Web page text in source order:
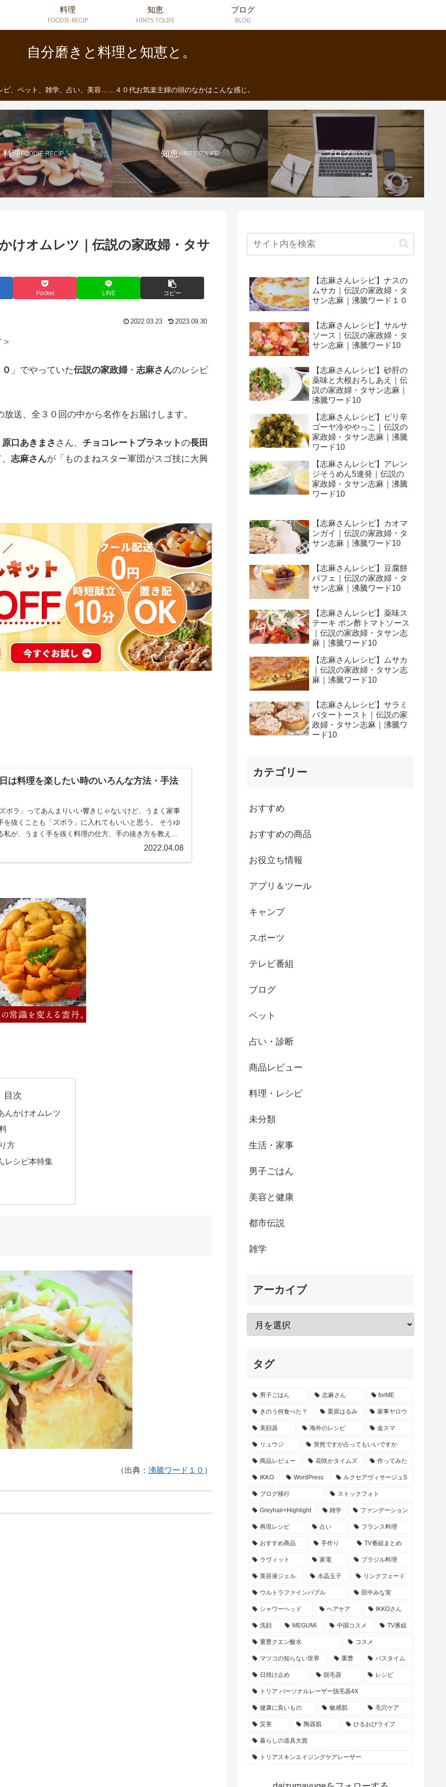
自分磨きと料理と知恵と。
ピ、ペット、雑学、占い、美容……４０代お気楽主婦の頭のなかはこんな感じ。
料理
FOODIE-RECIP
知恵
HINTS TOLIFE
ブログ
BLOG
料理FOODIE-RECIP 知恵HINTS TOLIFE ブログBLOG
けオムレツ｜伝説の家政婦・タサ
Pocket LINE コピー
2022.03.23 2023.09.30
」でやっていた伝説の家政婦 ・ 志麻さんのレシピ
放送、全３０回の中から名作をお届けします。
原口あきまさ さん、 チョコレートプラネットの長田
志麻さんが 「ものまねスター軍団がスゴ技に大興
は料理を楽したい時のいろんな方法・手法
ラ」ってあんまりいい響きじゃないけど、うまく家事
を抜くことも「ズボラ」に入れてもいいと思う。 そうゆ
私が、うまく手を抜く料理の仕方、手の抜き方を教えま
2022.04.08
目次
んかけオムレツ
方
レシピ本特集
（出典： 沸騰ワード１０ ）
【志麻さんレシピ】ナスの
ムサカ｜伝説の家政婦・タ
サン志麻｜沸騰ワード１０
【志麻さんレシピ】サルサ
ソース｜伝説の家政婦・タ
サン志麻｜沸騰ワード10
【志麻さんレシピ】砂肝の
薬味と大根おろしあえ｜伝
説の家政婦・タサン志麻｜
沸騰ワード10
【志麻さんレシピ】ピリ辛
ゴーヤ冷ややっこ｜伝説の
家政婦・タサン志麻｜沸騰
ワード10
【志麻さんレシピ】アレン
ジそうめん5連発｜伝説の
家政婦・タサン志麻｜沸騰
ワード10
【志麻さんレシピ】カオマ
ンガイ｜伝説の家政婦・タ
サン志麻｜沸騰ワード10
【志麻さんレシピ】豆腐餅
パフェ｜伝説の家政婦・タ
サン志麻｜沸騰ワード10
【志麻さんレシピ】薬味ス
テーキ ポン酢トマトソース
｜伝説の家政婦・タサン志
麻｜沸騰ワード10
【志麻さんレシピ】ムサカ
｜伝説の家政婦・タサン志
麻｜沸騰ワード10
【志麻さんレシピ】サラミ
バタートースト｜伝説の家
政婦・タサン志麻｜沸騰ワ
ード10
カテゴリー
おすすめ
おすすめの商品
お役立ち情報
アプリ＆ツール
キャンプ
スポーツ
テレビ番組
ブログ
ペット
占い・診断
商品レビュー
料理・レシピ
未分類
生活・家事
男子ごはん
美容と健康
都市伝説
雑学
アーカイブ
タグ
男子ごはん 志麻さん forME
きのう何食べた？ 栗原はるみ 家事ヤロウ
美顔器 海外のレシピ 金スマ
リュウジ 突然ですが占ってもいいですか
商品レビュー 花咲かタイムズ 作ってみた
IKKO WordPress ルクセアヴィサージュS
ブログ移行 ストックフォト
Greyhair×Highlight 雑学 ファンデーション
再現レシピ 占い フランス料理
おすすめ商品 手作り TV番組まとめ
ラヴィット 家電 ブラジル料理
美容液ジェル 水晶玉子 リンクフェード
ウルトラファインバブル 田中みな実
シャワーヘッド ヘアケア IKKOさん
洗顔 MEGUMI 中国コスメ TV番組
重曹クエン酸水 コスメ
マツコの知らない世界 重曹 バスタイム
日焼け止め 脱毛器 レシピ
トリア パーソナルレーザー脱毛器4X
健康に良いもの 敏感肌 毛穴ケア
災害 陶器肌 ひるおびライフ
暮らしの道具大賞
トリアスキンエイジングケアレーザー